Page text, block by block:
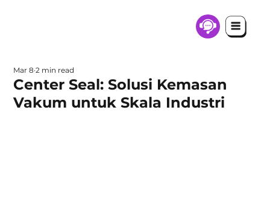
Center Seal: Solusi Kemasan
Vakum untuk Skala Industri
Mar 8 2 min read